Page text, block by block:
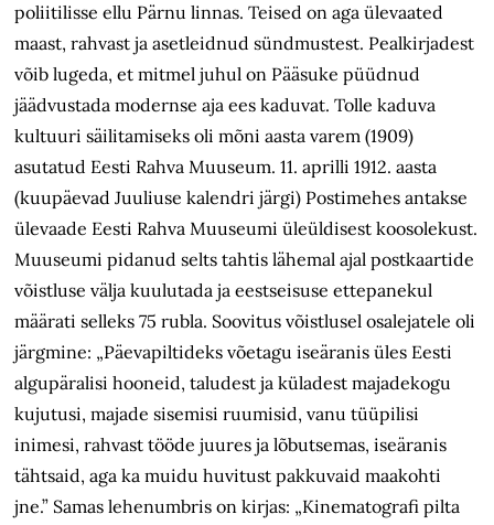
poliitilisse ellu Pärnu linnas. Teised on aga ülevaated
maast, rahvast ja asetleidnud sündmustest. Pealkirjadest
võib lugeda, et mitmel juhul on Pääsuke püüdnud
jäädvustada modernse aja ees kaduvat. Tolle kaduva
kultuuri säilitamiseks oli mõni aasta varem (1909)
asutatud Eesti Rahva Muuseum. 11. aprilli 1912. aasta
(kuupäevad Juuliuse kalendri järgi) Postimehes antakse
ülevaade Eesti Rahva Muuseumi üleüldisest koosolekust.
Muuseumi pidanud selts tahtis lähemal ajal postkaartide
võistluse välja kuulutada ja eestseisuse ettepanekul
määrati selleks 75 rubla. Soovitus võistlusel osalejatele oli
järgmine: „Päevapiltideks võetagu iseäranis üles Eesti
algupäralisi hooneid, taludest ja küladest majadekogu
kujutusi, majade sisemisi ruumisid, vanu tüüpilisi
inimesi, rahvast tööde juures ja lõbutsemas, iseäranis
tähtsaid, aga ka muidu huvitust pakkuvaid maakohti
jne.” Samas lehenumbris on kirjas: „Kinematografi pilta